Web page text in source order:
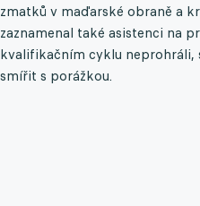
zmatků v maďarské obraně a
zaznamenal také asistenci na
kvalifikačním cyklu neprohráli,
smířit s porážkou.